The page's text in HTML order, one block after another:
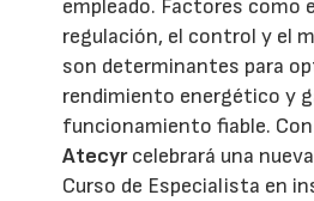
empleado. Factores como
regulación, el control y el
son determinantes para
rendimiento energético y
funcionamiento fiable.
Atecyrcelebrará una
Curso de Especialista en